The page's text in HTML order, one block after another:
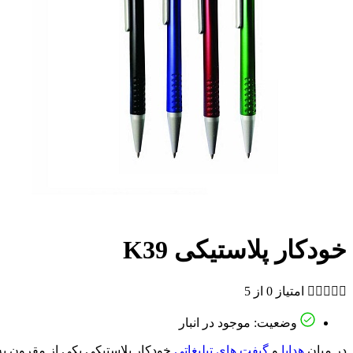
خودکار پلاستیکی K39
     امتیاز 0 از 5
وضعیت: موجود در انبار
در میان هدایا و گیفت های تبلیغاتی خودکار پلاستیکی یکی از مقرون